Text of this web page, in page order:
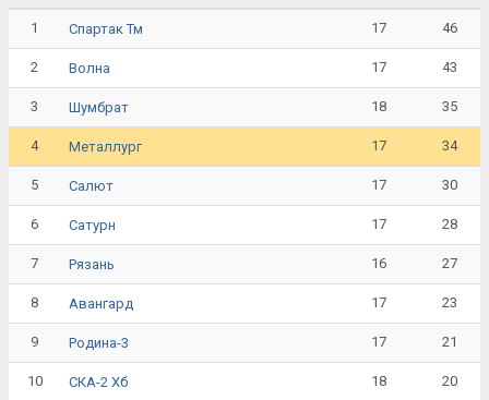
1 Спартак Тм 17 46
2 Волна 17 43
3 Шумбрат 18 35
4 Металлург 17 34
5 Салют 17 30
6 Сатурн 17 28
7 Рязань 16 27
8 Авангард 17 23
9 Родина-3 17 21
10 СКА-2 Хб 18 20